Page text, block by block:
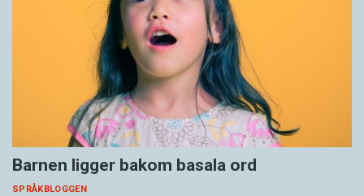
Barnen ligger bakom basala ord
SPRÅKBLOGGEN